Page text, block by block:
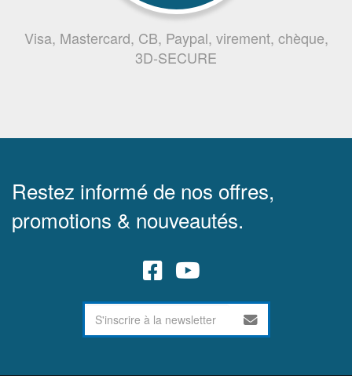
Visa, Mastercard, CB, Paypal, virement, chèque,
3D-SECURE
Restez informé de nos offres,
promotions & nouveautés.